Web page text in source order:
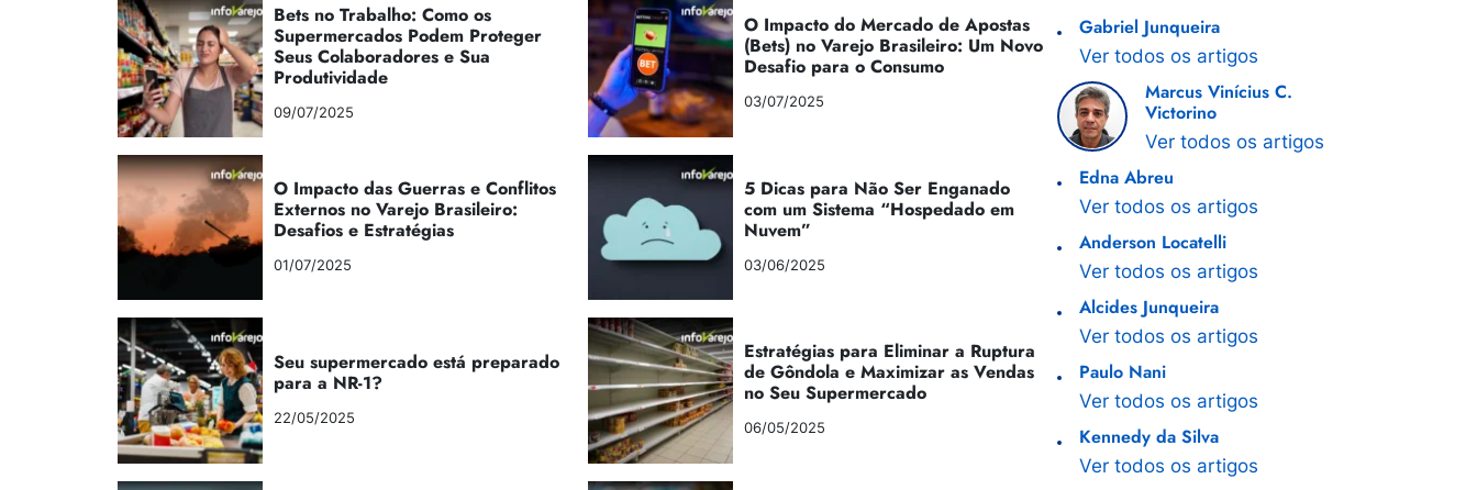
Bets no Trabalho: Como os
Supermercados Podem Proteger
Seus Colaboradores e Sua
Produtividade
09/07/2025
O Impacto do Mercado de Apostas
(Bets) no Varejo Brasileiro: Um Novo
Desafio para o Consumo
03/07/2025
O Impacto das Guerras e Conflitos
Externos no Varejo Brasileiro:
Desafios e Estratégias
01/07/2025
5 Dicas para Não Ser Enganado
com um Sistema “Hospedado em
Nuvem”
03/06/2025
Seu supermercado está preparado
para a NR-1?
22/05/2025
Estratégias para Eliminar a Ruptura
de Gôndola e Maximizar as Vendas
no Seu Supermercado
06/05/2025
Gabriel Junqueira
Ver todos os artigos
Marcus Vinícius C.
Victorino
Ver todos os artigos
Edna Abreu
Ver todos os artigos
Anderson Locatelli
Ver todos os artigos
Alcides Junqueira
Ver todos os artigos
Paulo Nani
Ver todos os artigos
Kennedy da Silva
Ver todos os artigos